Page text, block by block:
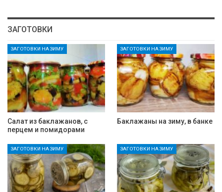
ЗАГОТОВКИ
ЗАГОТОВКИ НА ЗИМУ
Салат из баклажанов, с
перцем и помидорами
ЗАГОТОВКИ НА ЗИМУ
Баклажаны на зиму, в банке
ЗАГОТОВКИ НА ЗИМУ ЗАГОТОВКИ НА ЗИМУ